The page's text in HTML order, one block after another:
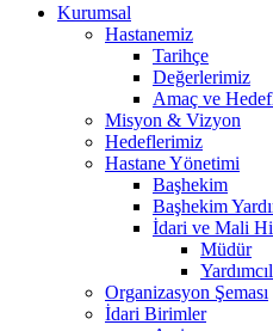
Kurumsal
Hastanemiz
Tarihçe
Değerlerimiz
Amaç ve
Misyon & Vizyon
Hedeflerimiz
Hastane Yönetimi
Başhekim
Başhekim
İdari ve Mali
Müdür
Organizasyon Şeması
İdari Birimler